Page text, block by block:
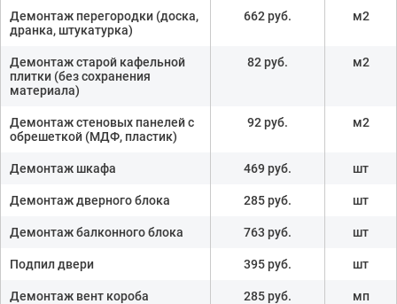
Демонтаж перегородки (доска,
дранка, штукатурка)
662 руб. м2
Демонтаж старой кафельной
плитки (без сохранения
материала)
82 руб. м2
Демонтаж стеновых панелей с
обрешеткой (МДФ, пластик)
92 руб. м2
Демонтаж шкафа 469 руб. шт
Демонтаж дверного блока 285 руб. шт
Демонтаж балконного блока 763 руб. шт
Подпил двери 395 руб. шт
Демонтаж вент короба 285 руб. мп